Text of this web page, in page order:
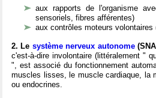
aux rapports de l'organisme
sensoriels, fibres afférentes)
aux contrôles moteurs volontaires
2. Le système nerveux autonome
c'est-à-dire involontaire (littéralement "
", est associé du fonctionnement
muscles lisses, le muscle cardiaque, la
ou endocrines.